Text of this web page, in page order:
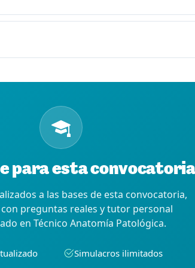
para esta convocatoria
a las bases de esta convocatoria,
preguntas reales y tutor personal
en Técnico Anatomía Patológica.
Simulacros ilimitados